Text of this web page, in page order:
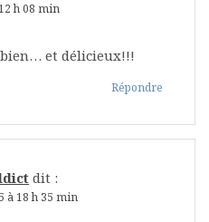
h 08 min
bien… et délicieux!!!
Répondre
dit :
à 18 h 35 min